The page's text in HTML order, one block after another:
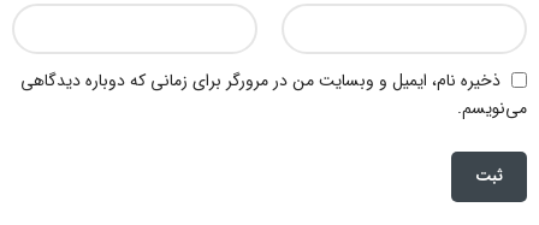
ذخیره نام، ایمیل و وبسایت من در مرورگر برای زمانی که دوباره دیدگاهی
می‌نویسم.